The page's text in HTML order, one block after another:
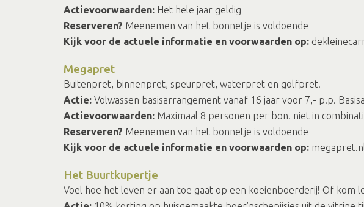
Actievoorwaarden: Het hele jaar geldig
Reserveren? Meenemen van het bonnetje is voldoende
Kijk voor de actuele informatie en voorwaarden op:
Megapret
Buitenpret, binnenpret, speurpret, waterpret en golfpret.
Actie: Volwassen basisarrangement vanaf 16 jaar voor 7,- p.p.
Actievoorwaarden: Maximaal 8 personen per bon. niet in
Reserveren? Meenemen van het bonnetje is voldoende
Kijk voor de actuele informatie en voorwaarden op:
Het Buurtkupertje
Voel hoe het leven er aan toe gaat op een koeienboerderij! Of kom